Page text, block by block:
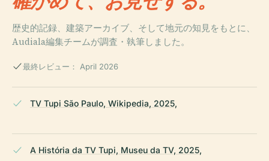
歴史的記録、建築アーカイブ、そして地元の知見をもとに、
Audiala編集チームが調査・執筆しました。
最終レビュー： April 2026
TV Tupi São Paulo, Wikipedia, 2025,
A História da TV Tupi, Museu da TV, 2025,